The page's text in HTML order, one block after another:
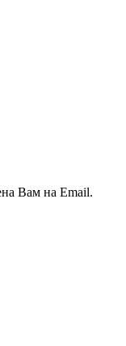
Вам на Email.